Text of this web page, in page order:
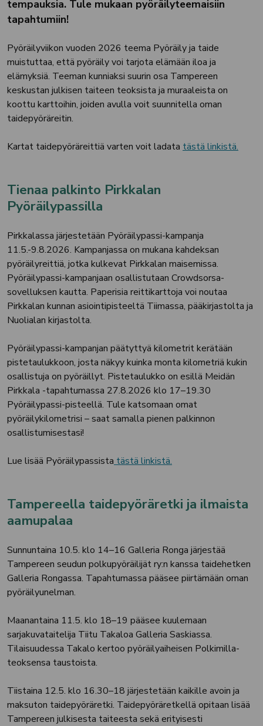
tempauksia. Tule mukaan pyöräilyteemaisiin
tapahtumiin!
Pyöräilyviikon vuoden 2026 teema Pyöräily ja taide
muistuttaa, että pyöräily voi tarjota elämään iloa ja
elämyksiä. Teeman kunniaksi suurin osa Tampereen
keskustan julkisen taiteen teoksista ja muraaleista on
koottu karttoihin, joiden avulla voit suunnitella oman
taidepyöräreitin.
Kartat taidepyöräreittiä varten voit ladata tästä linkistä.
Tienaa palkinto Pirkkalan
Pyöräilypassilla
Pirkkalassa järjestetään Pyöräilypassi-kampanja
11.5.-9.8.2026. Kampanjassa on mukana kahdeksan
pyöräilyreittiä, jotka kulkevat Pirkkalan maisemissa.
Pyöräilypassi-kampanjaan osallistutaan Crowdsorsa-
sovelluksen kautta. Paperisia reittikarttoja voi noutaa
Pirkkalan kunnan asiointipisteeltä Tiimassa, pääkirjastolta ja
Nuolialan kirjastolta.
Pyöräilypassi-kampanjan päätyttyä kilometrit kerätään
pistetaulukkoon, josta näkyy kuinka monta kilometriä kukin
osallistuja on pyöräillyt. Pistetaulukko on esillä Meidän
Pirkkala -tapahtumassa 27.8.2026 klo 17–19.30
Pyöräilypassi-pisteellä. Tule katsomaan omat
pyöräilykilometrisi – saat samalla pienen palkinnon
osallistumisestasi!
Lue lisää Pyöräilypassista tästä linkistä.
Tampereella taidepyöräretki ja ilmaista
aamupalaa
Sunnuntaina 10.5. klo 14–16 Galleria Ronga järjestää
Tampereen seudun polkupyöräilijät ry:n kanssa taidehetken
Galleria Rongassa. Tapahtumassa pääsee piirtämään oman
pyöräilyunelman.
Maanantaina 11.5. klo 18–19 pääsee kuulemaan
sarjakuvataitelija Tiitu Takaloa Galleria Saskiassa.
Tilaisuudessa Takalo kertoo pyöräilyaiheisen Polkimilla-
teoksensa taustoista.
Tiistaina 12.5. klo 16.30–18 järjestetään kaikille avoin ja
maksuton taidepyöräretki. Taidepyöräretkellä opitaan lisää
Tampereen julkisesta taiteesta sekä erityisesti